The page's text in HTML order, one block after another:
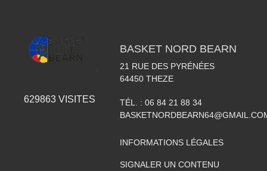
629863 VISITES
BASKET NORD BEARN
21 RUE DES PYRÉNÉES
64450 THEZE
TÉL. : 06 84 21 88 34
INFORMATIONS LÉGALES
SIGNALER UN CONTENU